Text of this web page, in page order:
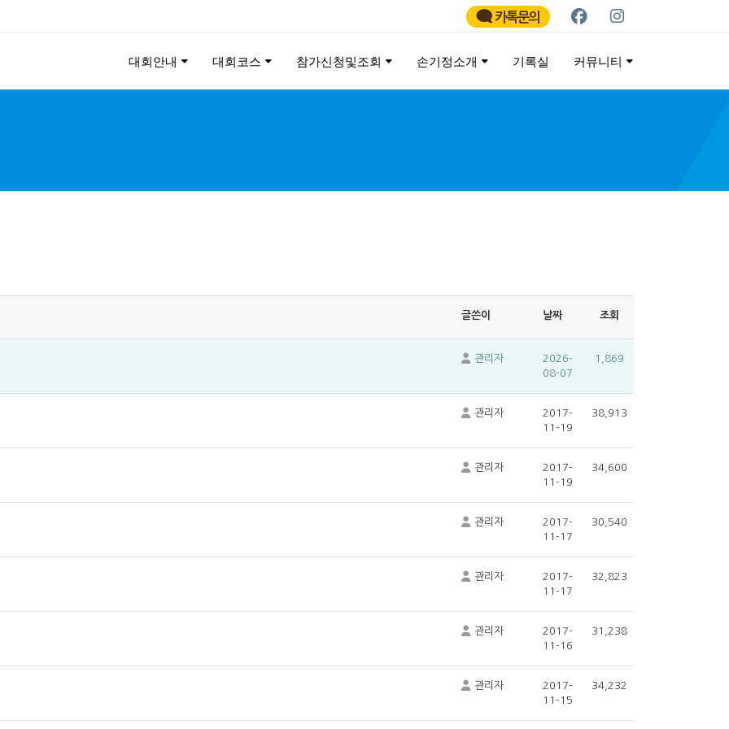
카톡문의
대회안내 대회코스 참가신청및조회 손기정소개 기록실 커뮤니티
글쓴이 날짜 조회
관리자
2026-
08-07
1,869
관리자
2017-
11-19
38,913
관리자
2017-
11-19
34,600
관리자
2017-
11-17
30,540
관리자
2017-
11-17
32,823
관리자
2017-
11-16
31,238
관리자
2017-
11-15
34,232